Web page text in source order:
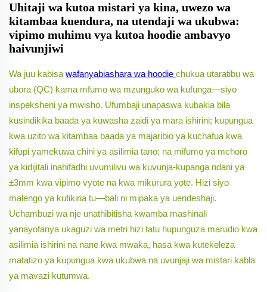
Uhitaji wa kutoa mistari ya kina, uwezo wa
kitambaa kuendura, na utendaji wa ukubwa:
vipimo muhimu vya kutoa hoodie ambavyo
haivunjiwi
Wa juu kabisa wafanyabiashara wa hoodie chukua utaratibu wa
ubora (QC) kama mfumo wa mzunguko wa kufunga—siyo
inspeksheni ya mwisho. Ufumbaji unapaswa kubakia bila
kusindikika baada ya kuwasha zaidi ya mara ishirini; kupungua
kwa uzito wa kitambaa baada ya majaribio ya kuchafua kwa
kifupi yamekuwa chini ya asilimia tano; na mifumo ya mchoro
ya kidijitali inahifadhi uvumilivu wa kuvunja-kupanga ndani ya
±3mm kwa vipimo vyote na kwa mikurura yote. Hizi siyo
malengo ya kufikiria tu—bali ni mipaka ya uendeshaji.
Uchambuzi wa nje unathibitisha kwamba mashinali
yanayofanya ukaguzi wa metri hizi tatu hupunguza marudio kwa
asilimia ishirini na nane kwa mwaka, hasa kwa kutekeleza
matatizo ya kupungua kwa ukubwa na uvunjaji wa mistari kabla
ya mavazi kutumwa.